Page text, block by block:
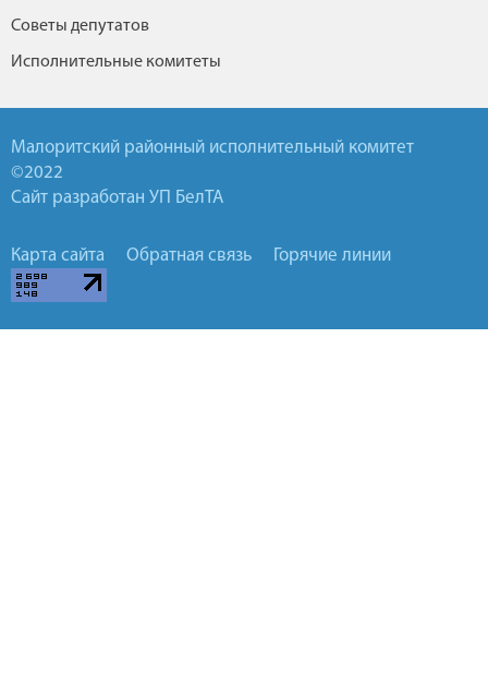
Советы депутатов
Исполнительные комитеты
Малоритский районный исполнительный комитет
©2022
Сайт разработан УП БелТА
Карта сайта Обратная связь Горячие линии